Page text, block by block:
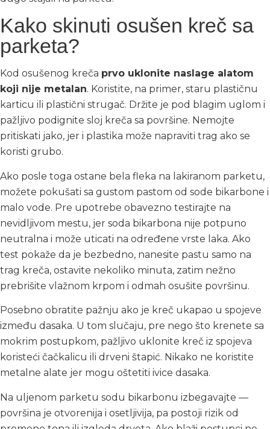
Kako skinuti osušen kreč sa
parketa?
Kod osušenog kreča prvo uklonite naslage alatom
koji nije metalan. Koristite, na primer, staru plastičnu
karticu ili plastični strugač. Držite je pod blagim uglom i
pažljivo podignite sloj kreča sa površine. Nemojte
pritiskati jako, jer i plastika može napraviti trag ako se
koristi grubo.
Ako posle toga ostane bela fleka na lakiranom parketu,
možete pokušati sa gustom pastom od sode bikarbone i
malo vode. Pre upotrebe obavezno testirajte na
nevidljivom mestu, jer soda bikarbona nije potpuno
neutralna i može uticati na određene vrste laka. Ako
test pokaže da je bezbedno, nanesite pastu samo na
trag kreča, ostavite nekoliko minuta, zatim nežno
prebrišite vlažnom krpom i odmah osušite površinu.
Posebno obratite pažnju ako je kreč ukapao u spojeve
između dasaka. U tom slučaju, pre nego što krenete sa
mokrim postupkom, pažljivo uklonite kreč iz spojeva
koristeći čačkalicu ili drveni štapić. Nikako ne koristite
metalne alate jer mogu oštetiti ivice dasaka.
Na uljenom parketu sodu bikarbonu izbegavajte —
površina je otvorenija i osetljivija, pa postoji rizik od